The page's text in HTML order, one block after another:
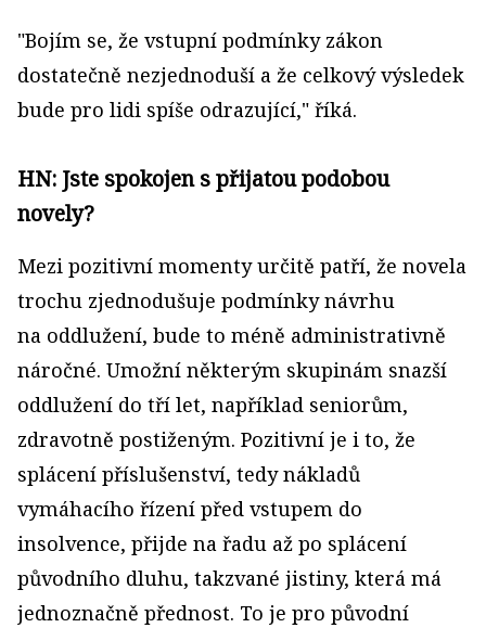
"Bojím se, že vstupní podmínky zákon
dostatečně nezjednoduší a že celkový výsledek
bude pro lidi spíše odrazující," říká.
HN: Jste spokojen s přijatou podobou
novely?
Mezi pozitivní momenty určitě patří, že novela
trochu zjednodušuje podmínky návrhu
na oddlužení, bude to méně administrativně
náročné. Umožní některým skupinám snazší
oddlužení do tří let, například seniorům,
zdravotně postiženým. Pozitivní je i to, že
splácení příslušenství, tedy nákladů
vymáhacího řízení před vstupem do
insolvence, přijde na řadu až po splácení
původního dluhu, takzvané jistiny, která má
jednoznačně přednost. To je pro původní